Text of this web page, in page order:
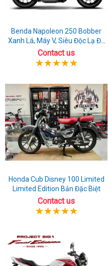
Benda Napoleon 250 Bobber
Xanh Lá, Máy V, Siêu Độc Lạ Đã
Có Sẵn Xe
Contact us
Honda Cub Disney 100 Limited
Limited Edition Bản Đặc Biệt
Contact us